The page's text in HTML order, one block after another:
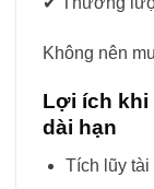
Không nên
Lợi ích khi
dài hạn
Tích lũy tài